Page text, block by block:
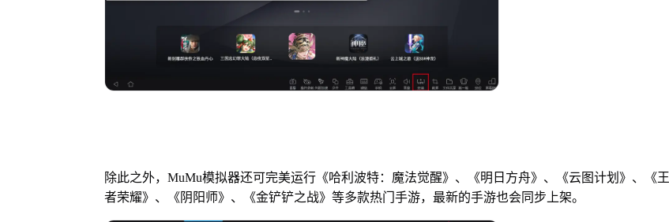
除此之外，MuMu模拟器还可完美运行《哈利波特：魔法觉醒》、《明日方舟》、《云图计划》、《王
者荣耀》、《阴阳师》、《金铲铲之战》等多款热门手游，最新的手游也会同步上架。